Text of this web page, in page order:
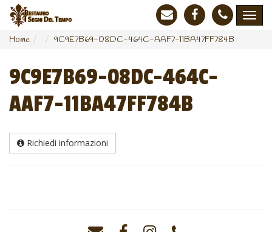
Home 9C9E7B69-08DC-464C-AAF7-11BA47FF784B
9C9E7B69-08DC-464C-
AAF7-11BA47FF784B
Richiedi informazioni